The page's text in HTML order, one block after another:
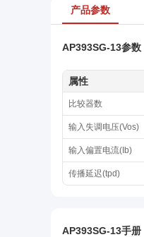
产品参数
AP393SG-13参数
属性
比较器数
输入失调电压(Vos)
输入偏置电流(Ib)
传播延迟(tpd)
AP393SG-13手册